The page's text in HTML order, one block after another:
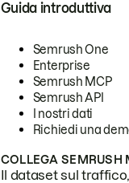
Guida introduttiva
Semrush One
Enterprise
Semrush MCP
Semrush API
I nostri dati
Richiedi una
COLLEGA SEMRUSH
Il dataset sul